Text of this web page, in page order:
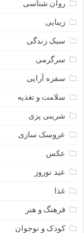
روان شناسی
زیبایی
سبک زندگی
سرگرمی
سفره آرایی
سلامت و تغذیه
شرینی پزی
عروسک سازی
عکس
عید نوروز
غذا
فرهنگ و هنر
کودک و نوجوان